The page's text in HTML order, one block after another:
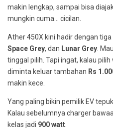
makin lengkap, sampai bisa
mungkin cuma… cicilan.
Ather 450X kini hadir dengan
Space Grey, dan Lunar Grey .
tinggal pilih. Tapi ingat, kalau
diminta keluar tambahan Rs
makin kece.
Yang paling bikin pemilik EV
Kalau sebelumnya charger
kelas jadi 900 watt